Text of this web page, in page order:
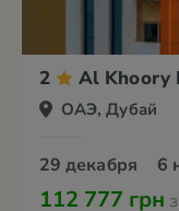
2 Al Khoory
ОАЭ, Дубай
29 декабря 6
112 777 грн